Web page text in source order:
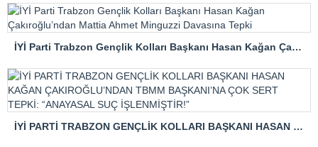
İYİ Parti Trabzon Gençlik Kolları Başkanı Hasan Kağan Çakıroğlu’ndan Mattia Ahmet Minguzzi Davasına Tepki
İYİ PARTİ TRABZON GENÇLİK KOLLARI BAŞKANI HASAN KAĞAN ÇAKIROĞLU’NDAN TBMM BAŞKANI’NA ÇOK SERT TEPKİ: “ANAYASAL SUÇ İŞLENMİŞTİR!”